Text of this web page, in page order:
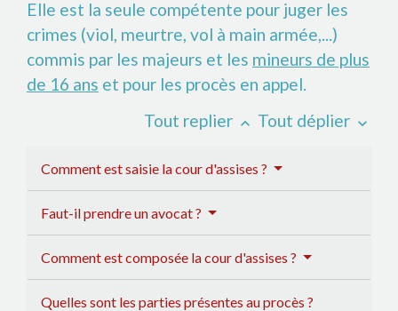
Elle est la seule compétente pour juger les
crimes (viol, meurtre, vol à main armée,...)
commis par les majeurs et les mineurs de plus
de 16 ans et pour les procès en appel.
Tout replier keyboard_arrow_up Tout déplier keyboard_arrow_down
Comment est saisie la cour d'assises ?
Faut-il prendre un avocat ?
Comment est composée la cour d'assises ?
Quelles sont les parties présentes au procès ?